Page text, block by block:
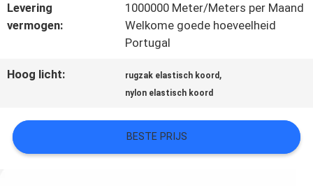
VR
PRIVACYBELEID
Levering
vermogen:
1000000 Meter/Meters per Maand
Welkome goede hoeveelheid
Portugal
Hoog licht: rugzak elastisch koord ,
nylon elastisch koord
BESTE PRIJS